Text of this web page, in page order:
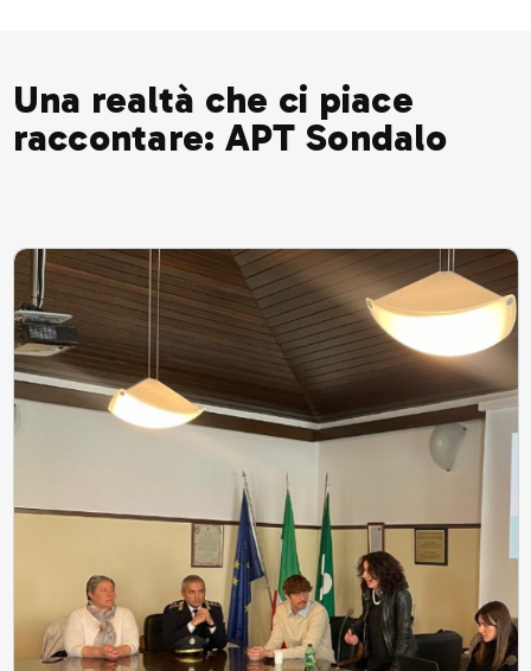
Una realtà che ci piace
raccontare: APT Sondalo